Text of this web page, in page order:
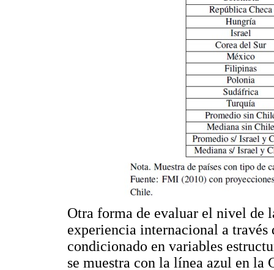
Otra forma de evaluar el nivel de
experiencia internacional a través
condicionado en variables
se muestra con la línea azul en la